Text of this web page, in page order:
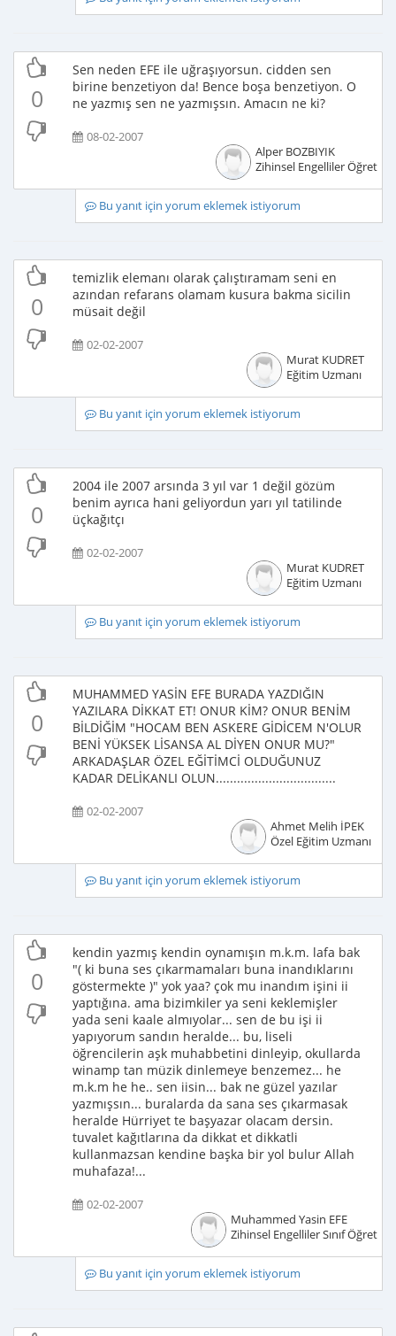
0
Sen neden EFE ile uğraşıyorsun. cidden sen
birine benzetiyon da! Bence boşa benzetiyon. O
ne yazmış sen ne yazmışsın. Amacın ne ki?
08-02-2007
Alper BOZBIYIK
Zihinsel Engelliler
Bu yanıt için yorum eklemek istiyorum
0
temizlik elemanı olarak çalıştıramam seni en
azından refarans olamam kusura bakma sicilin
müsait değil
02-02-2007
Murat KUDRET
Eğitim Uzmanı
Bu yanıt için yorum eklemek istiyorum
0
2004 ile 2007 arsında 3 yıl var 1 değil gözüm
benim ayrıca hani geliyordun yarı yıl tatilinde
üçkağıtçı
02-02-2007
Murat KUDRET
Eğitim Uzmanı
Bu yanıt için yorum eklemek istiyorum
0
MUHAMMED YASİN EFE BURADA YAZDIĞIN
YAZILARA DİKKAT ET! ONUR KİM? ONUR BENİM
BİLDİĞİM "HOCAM BEN ASKERE GİDİCEM N'OLUR
BENİ YÜKSEK LİSANSA AL DİYEN ONUR MU?"
ARKADAŞLAR ÖZEL EĞİTİMCİ OLDUĞUNUZ
KADAR DELİKANLI OLUN..................................
02-02-2007
Ahmet Melih İPEK
Özel Eğitim Uzmanı
Bu yanıt için yorum eklemek istiyorum
0
kendin yazmış kendin oynamışın m.k.m. lafa bak
"( ki buna ses çıkarmamaları buna inandıklarını
göstermekte )" yok yaa? çok mu inandım işini ii
yaptığına. ama bizimkiler ya seni keklemişler
yada seni kaale almıyolar... sen de bu işi ii
yapıyorum sandın heralde... bu, liseli
öğrencilerin aşk muhabbetini dinleyip, okullarda
winamp tan müzik dinlemeye benzemez... he
m.k.m he he.. sen iisin... bak ne güzel yazılar
yazmışsın... buralarda da sana ses çıkarmasak
heralde Hürriyet te başyazar olacam dersin.
tuvalet kağıtlarına da dikkat et dikkatli
kullanmazsan kendine başka bir yol bulur Allah
muhafaza!...
02-02-2007
Muhammed Yasin EFE
Zihinsel Engelliler Sınıf
Bu yanıt için yorum eklemek istiyorum